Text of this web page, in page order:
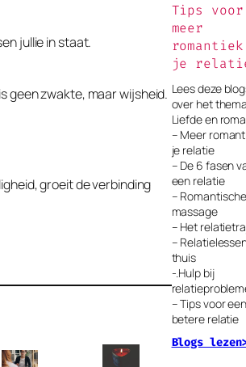
jullie in staat.
geen zwakte, maar wijsheid.
groeit de verbinding
Tips voor
meer
je
Lees deze
over het thema
Liefde en
– Meer
je relatie
– De 6 fasen
een relatie
– Romantische
massage
– Het
–
thuis
-.Hulp bij
– Tips voor een
betere relatie
Blogs